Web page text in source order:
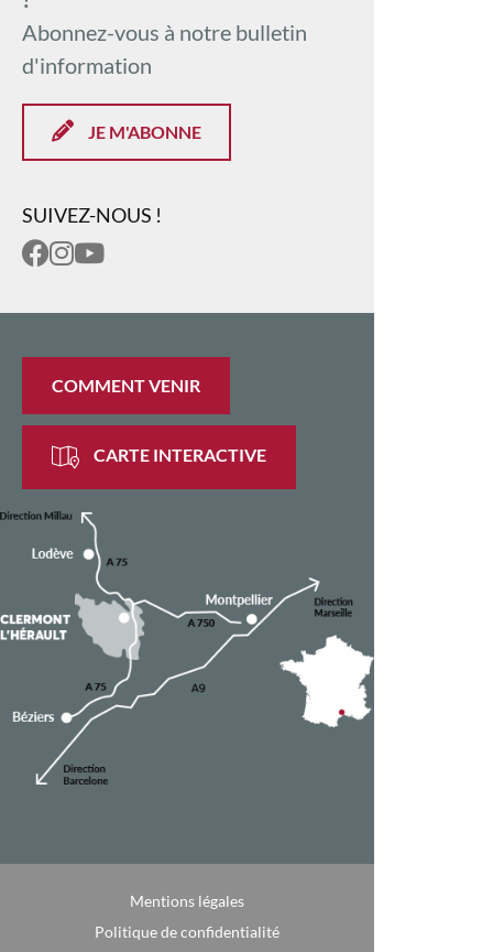
Abonnez-vous à notre bulletin
d'information
JE M'ABONNE
SUIVEZ-NOUS !
COMMENT VENIR
CARTE INTERACTIVE
Mentions légales
Politique de confidentialité